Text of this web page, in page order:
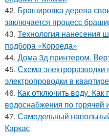
42. Брашировка дерева
заключается процесс
43. Технология нанесения
подбора «Короеда»
44. Дома 3д принтером.
45. Схема электроразводки
электропроводки в
46. Как отключить воду. Как
водоснабжения по горячей
47. Самодельный
Каркас